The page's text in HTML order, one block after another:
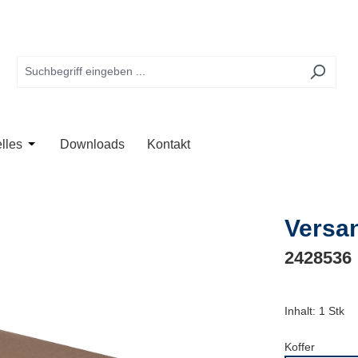
Kategorie Anwendung
das Dropdown der Kategorie Unternehmen
Öffne oder Schließe das Dropdown der Kategorie Aktuelles
Downloads Kontakt
2428536
Inhalt: 1 Stk
Koffer